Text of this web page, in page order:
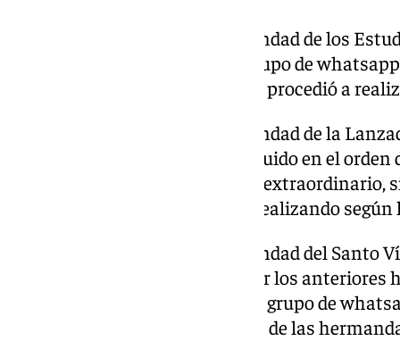
El hermano mayor de la hermandad de los
indica que se preguntó por el grupo de
obtener respuesta, por lo que se procedió a
El hermano mayor de la hermandad de la
para decir que si se hubiera incluido en el
derogar lo aprobado en el pleno
realizando lo que se ha estado realizando
El hermano mayor de la hermandad del Santo
suscribe y comparte lo dicho por los
que se avisó al presidente por el grupo de
que se escuchara los problemas de las